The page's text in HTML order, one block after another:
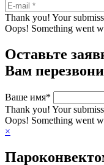
Thank you! Your
Oops! Something went
Оставьте
Вам
Ваше имя*
Thank you! Your
Oops! Something went
×